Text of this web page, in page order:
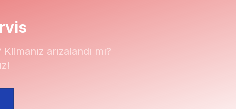
arızalandı mı?